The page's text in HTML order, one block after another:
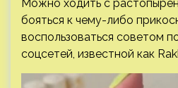
Можно ходить с
бояться к чему-либо
воспользоваться советом
соцсетей, известной как